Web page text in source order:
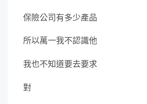
保險公司有多少產品
所以萬一我不認識他
我也不知道要去要求
對